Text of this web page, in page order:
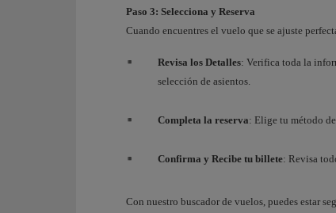
Paso 3: Selecciona y Reserva
Cuando encuentres el vuelo que se ajuste
Revisa los Detalles: Verifica toda la
selección de asientos.
Completa la reserva: Elige tu método
Confirma y Recibe tu billete: Revisa
Con nuestro buscador de vuelos, puedes estar